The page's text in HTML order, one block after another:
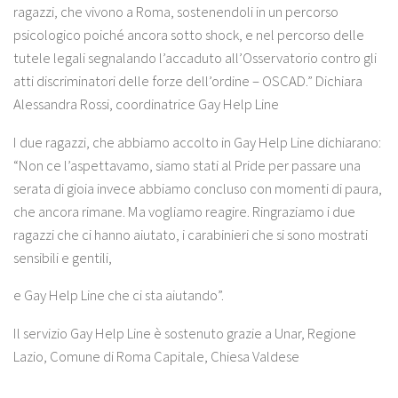
ragazzi, che vivono a Roma, sostenendoli in un percorso
psicologico poiché ancora sotto shock, e nel percorso delle
tutele legali segnalando l’accaduto all’Osservatorio contro gli
atti discriminatori delle forze dell’ordine – OSCAD.” Dichiara
Alessandra Rossi, coordinatrice Gay Help Line
I due ragazzi, che abbiamo accolto in Gay Help Line dichiarano:
“Non ce l’aspettavamo, siamo stati al Pride per passare una
serata di gioia invece abbiamo concluso con momenti di paura,
che ancora rimane. Ma vogliamo reagire. Ringraziamo i due
ragazzi che ci hanno aiutato, i carabinieri che si sono mostrati
sensibili e gentili,
e Gay Help Line che ci sta aiutando”.
Il servizio Gay Help Line è sostenuto grazie a Unar, Regione
Lazio, Comune di Roma Capitale, Chiesa Valdese